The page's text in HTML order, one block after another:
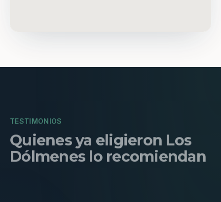
Quienes ya eligieron Los
Dólmenes lo recomiendan